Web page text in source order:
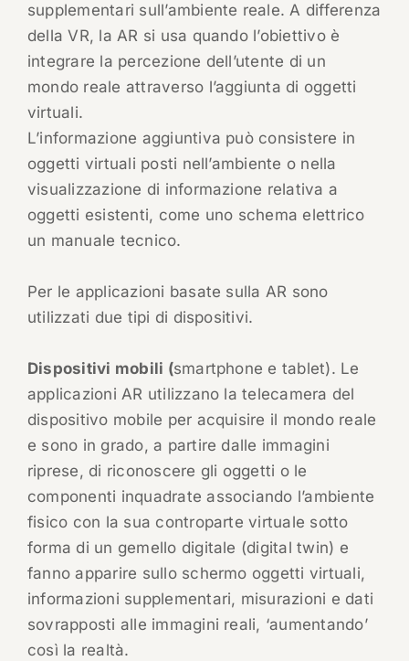
supplementari sull’ambiente reale. A differenza
della VR, la AR si usa quando l’obiettivo è
integrare la percezione dell’utente di un
mondo reale attraverso l’aggiunta di oggetti
virtuali.
L’informazione aggiuntiva può consistere in
oggetti virtuali posti nell’ambiente o nella
visualizzazione di informazione relativa a
oggetti esistenti, come uno schema elettrico
un manuale tecnico.
Per le applicazioni basate sulla AR sono
utilizzati due tipi di dispositivi.
Dispositivi mobili (smartphone e tablet). Le
applicazioni AR utilizzano la telecamera del
dispositivo mobile per acquisire il mondo reale
e sono in grado, a partire dalle immagini
riprese, di riconoscere gli oggetti o le
componenti inquadrate associando l’ambiente
fisico con la sua controparte virtuale sotto
forma di un gemello digitale (digital twin) e
fanno apparire sullo schermo oggetti virtuali,
informazioni supplementari, misurazioni e dati
sovrapposti alle immagini reali, ‘aumentando’
così la realtà.